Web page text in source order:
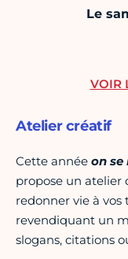
Le
Atelier créatif
Cette année on se
propose un atelier
redonner vie à vos
revendiquant un
slogans, citations
VOIR